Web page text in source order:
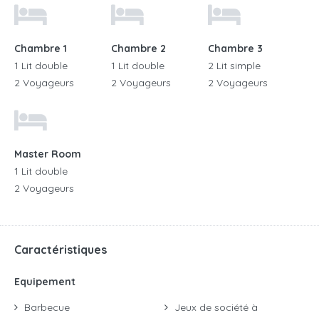
Chambre 1
1 Lit double
2 Voyageurs
Chambre 2
1 Lit double
2 Voyageurs
Chambre 3
2 Lit simple
2 Voyageurs
Master Room
1 Lit double
2 Voyageurs
Caractéristiques
Equipement
Barbecue
Jeux de société à